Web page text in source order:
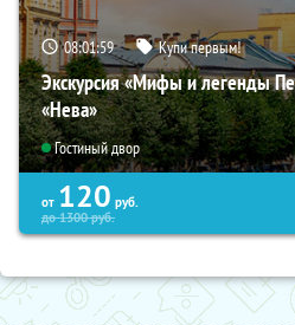
08:01:58 Купи первым!
Экскурсия «Мифы и легенды
«Нева»
Гостиный двор
от 120 руб.
до1300руб.